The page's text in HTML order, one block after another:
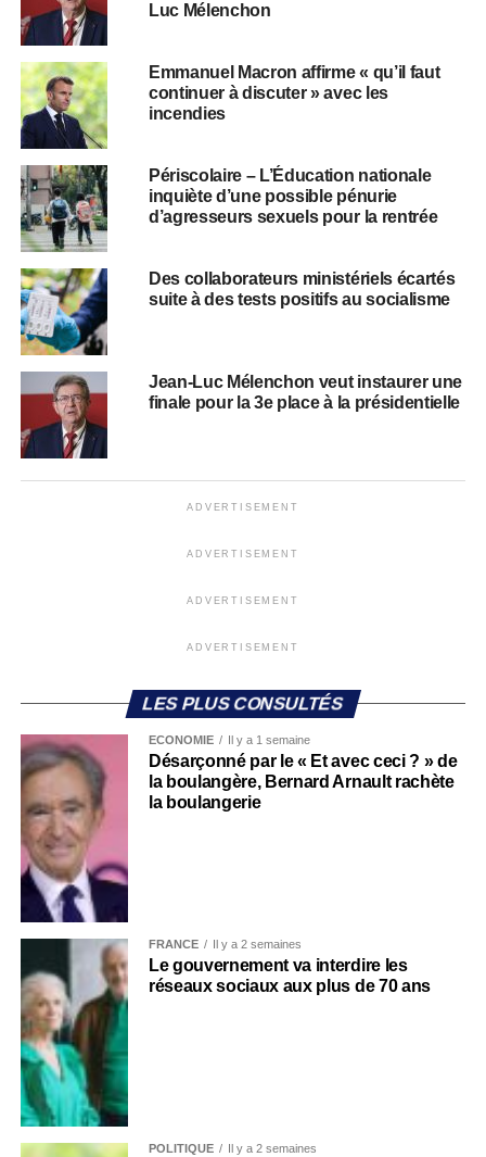
Luc Mélenchon
Emmanuel Macron affirme « qu’il faut
continuer à discuter » avec les
incendies
Périscolaire – L’Éducation nationale
inquiète d’une possible pénurie
d’agresseurs sexuels pour la rentrée
Des collaborateurs ministériels écartés
suite à des tests positifs au socialisme
Jean-Luc Mélenchon veut instaurer une
finale pour la 3e place à la présidentielle
ADVERTISEMENT
ADVERTISEMENT
ADVERTISEMENT
ADVERTISEMENT
LES PLUS CONSULTÉS
ECONOMIE Il y a 1 semaine
Désarçonné par le « Et avec ceci ? » de
la boulangère, Bernard Arnault rachète
la boulangerie
FRANCE Il y a 2 semaines
Le gouvernement va interdire les
réseaux sociaux aux plus de 70 ans
POLITIQUE Il y a 2 semaines